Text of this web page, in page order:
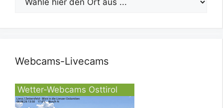
Webcams-Livecams
Wetter-Webcams Osttirol